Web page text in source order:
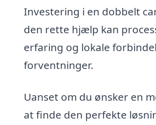
Investering i en dobbelt
den rette hjælp kan
erfaring og lokale
forventninger.
Uanset om du ønsker en
at finde den perfekte